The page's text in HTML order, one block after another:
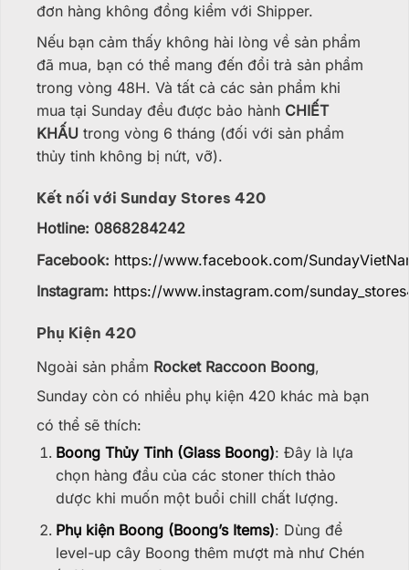
đơn hàng không đồng kiểm với Shipper.
Nếu bạn cảm thấy không hài lòng về sản phẩm
đã mua, bạn có thể mang đến đổi trả sản phẩm
trong vòng 48H. Và tất cả các sản phẩm khi
mua tại Sunday đều được bảo hành CHIẾT
KHẤU trong vòng 6 tháng (đối với sản phẩm
thủy tinh không bị nứt, vỡ).
Kết nối với Sunday Stores 420
Hotline: 0868284242
Facebook: https://www.facebook.com/
Instagram: https://www.instagram.com/
Phụ Kiện 420
Ngoài sản phẩm Rocket Raccoon Boong,
Sunday còn có nhiều phụ kiện 420 khác mà bạn
có thể sẽ thích:
Boong Thủy Tinh (Glass Boong): Đây là lựa
chọn hàng đầu của các stoner thích thảo
dược khi muốn một buổi chill chất lượng.
Phụ kiện Boong (Boong’s Items): Dùng để
level-up cây Boong thêm mượt mà như Chén